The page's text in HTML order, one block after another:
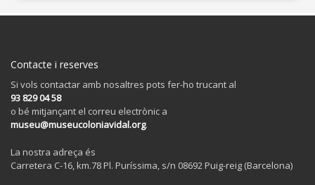
Contacte i reserves
Si vols contactar amb nosaltres pots fer-ho trucant al
93 829 04 58
o bé mitjançant el correu electrònic a
museu@museucoloniavidal.org.
La nostra adreça és
Carretera C-16, km.78 Pl. Puríssima, s/n 08692 Puig-reig (Barcelona)